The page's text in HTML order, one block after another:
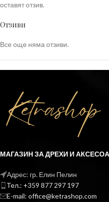
Отзиви
Все още няма отзиви.
оставят отзив.
МАГАЗИН ЗА ДРЕХИ И
Адрес: гр. Елин Пелин
Тел.: +359 877 297 197
E-mail: office@ketrashop.com